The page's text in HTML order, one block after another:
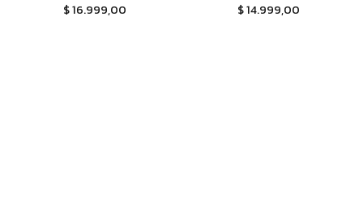
$16.999,00 $14.999,00